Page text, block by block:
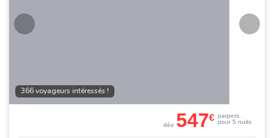
366 voyageurs intéressés !
dès 547€ parpers.
pour 5 nuits